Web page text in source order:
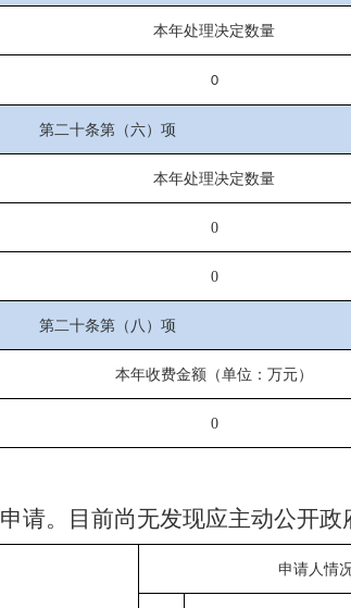
本年处理决定数量
0
第二十条第（六）项
本年处理决定数量
0
0
第二十条第（八）项
本年收费金额（单位：万元）
0
请。目前尚无发现应主动公开
申请人情